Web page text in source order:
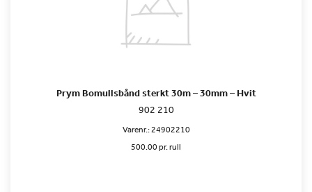
Prym Bomullsbånd sterkt 30m – 30mm – Hvit
902 210
Varenr.:24902210
500.00 pr. rull